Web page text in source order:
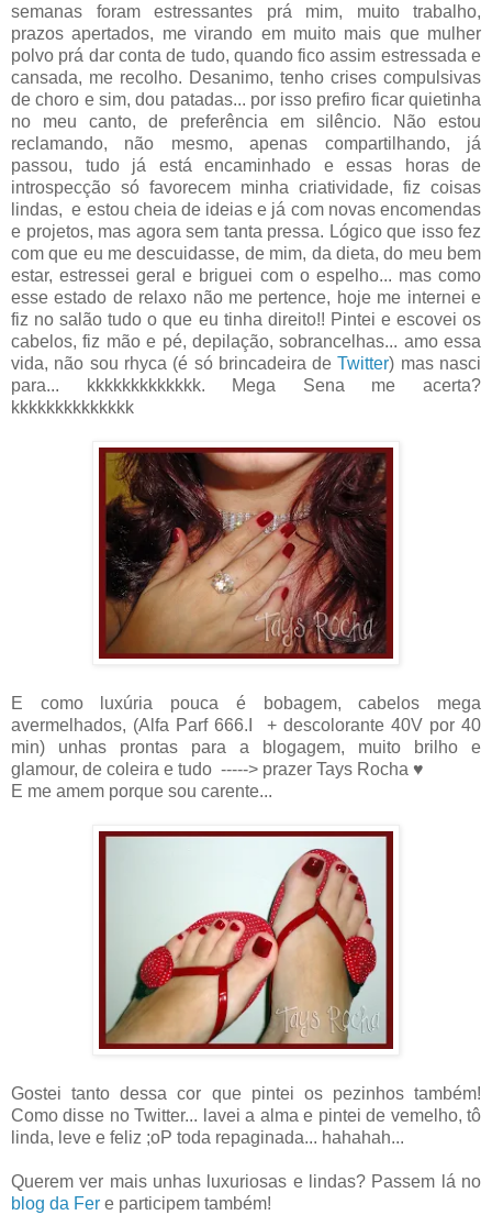
semanas foram estressantes prá mim, muito trabalho,
prazos apertados, me virando em muito mais que mulher
polvo prá dar conta de tudo, quando fico assim estressada e
cansada, me recolho. Desanimo, tenho crises compulsivas
de choro e sim, dou patadas... por isso prefiro ficar quietinha
no meu canto, de preferência em silêncio. Não estou
reclamando, não mesmo, apenas compartilhando, já
passou, tudo já está encaminhado e essas horas de
introspecção só favorecem minha criatividade, fiz coisas
lindas, e estou cheia de ideias e já com novas encomendas
e projetos, mas agora sem tanta pressa. Lógico que isso fez
com que eu me descuidasse, de mim, da dieta, do meu bem
estar, estressei geral e briguei com o espelho... mas como
esse estado de relaxo não me pertence, hoje me internei e
fiz no salão tudo o que eu tinha direito!! Pintei e escovei os
cabelos, fiz mão e pé, depilação, sobrancelhas... amo essa
vida, não sou rhyca (é só brincadeira deTwitter) mas nasci
para... kkkkkkkkkkkkk. Mega Sena me acerta?
kkkkkkkkkkkkkk
E como luxúria pouca é bobagem, cabelos mega
avermelhados, (Alfa Parf 666.I + descolorante 40V por 40
min) unhas prontas para a blogagem, muito brilho e
glamour, de coleira e tudo -----> prazer Tays Rocha ♥
E me amem porque sou carente...
Gostei tanto dessa cor que pintei os pezinhos também!
Como disse no Twitter... lavei a alma e pintei de vemelho, tô
linda, leve e feliz ;oP toda repaginada... hahahah...
Querem ver mais unhas luxuriosas e lindas? Passem lá no
blog da Fer e participem também!